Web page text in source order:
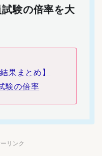
験の倍率を大
果まとめ】
験の倍率
リンク